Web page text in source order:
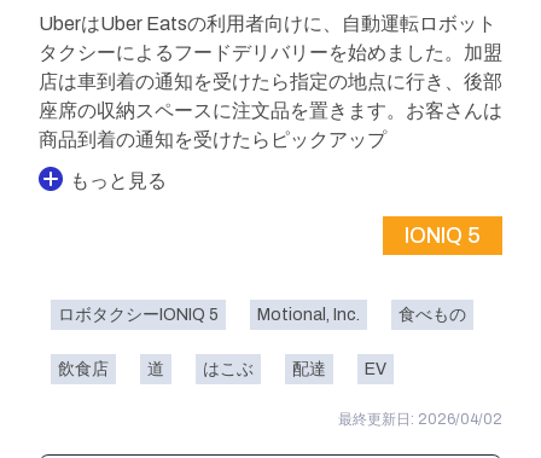
UberはUber Eatsの利用者向けに、自動運転ロボット
タクシーによるフードデリバリーを始めました。加盟
店は車到着の通知を受けたら指定の地点に行き、後部
座席の収納スペースに注文品を置きます。お客さんは
商品到着の通知を受けたらピックアップ
もっと見る
IONIQ 5
ロボタクシーIONIQ 5 Motional, Inc. 食べもの
飲食店 道 はこぶ 配達 EV
最終更新日: 2026/04/02